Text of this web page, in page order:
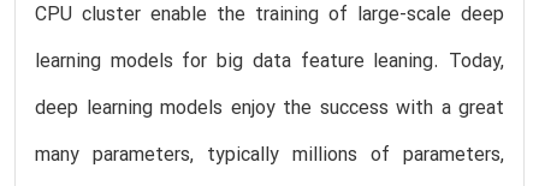
CPU cluster enable the training of large-scale deep
learning models for big data feature leaning. Today,
deep learning models enjoy the success with a great
many parameters, typically millions of parameters,